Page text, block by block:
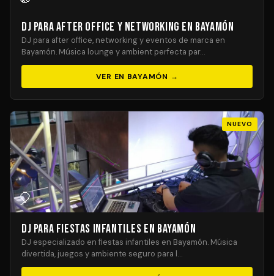
DJ para After Office y Networking en Bayamón
DJ para after office, networking y eventos de marca en
Bayamón. Música lounge y ambient perfecta par…
VER EN BAYAMÓN →
NUEVO
🎈
DJ para Fiestas Infantiles en Bayamón
DJ especializado en fiestas infantiles en Bayamón. Música
divertida, juegos y ambiente seguro para l…